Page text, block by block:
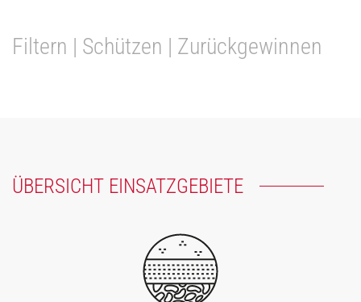
Filtern | Schützen | Zurückgewinnen
ÜBERSICHT EINSATZGEBIETE